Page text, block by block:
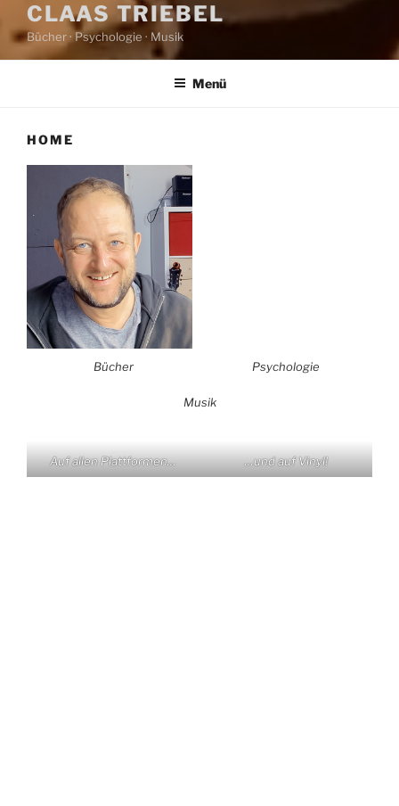
CLAAS TRIEBEL
Bücher · Psychologie · Musik
Menü
HOME
Bücher Psychologie
Musik
Auf allen Plattformen… …und auf Vinyl!